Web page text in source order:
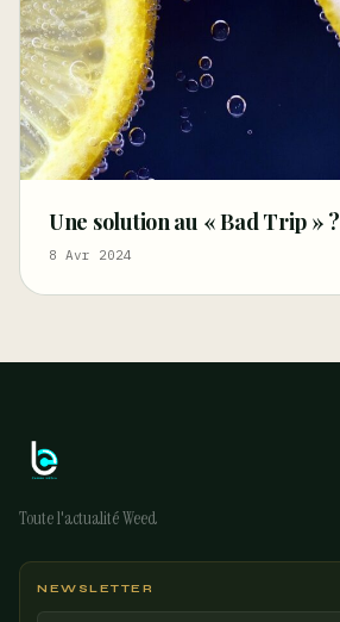
Une solution au « Bad Trip » ?
8 Avr 2024
Toute l'actualité Weed
NEWSLETTER